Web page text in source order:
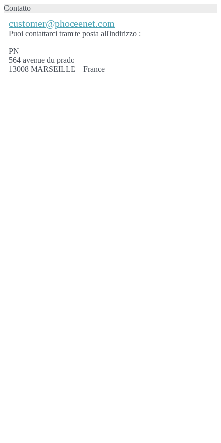
Contatto
customer@phoceenet.com
Puoi contattarci tramite posta all'indirizzo :
PN
564 avenue du prado
13008 MARSEILLE – France